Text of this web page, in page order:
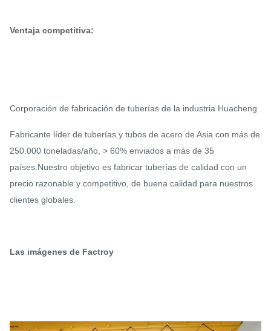
Ventaja competitiva:
Corporación de fabricación de tuberías de la industria Huacheng
Fabricante líder de tuberías y tubos de acero de Asia con más de
250.000 toneladas/año, > 60% enviados a más de 35
países.Nuestro objetivo es fabricar tuberías de calidad con un
precio razonable y competitivo, de buena calidad para nuestros
clientes globales.
Las imágenes de Factroy